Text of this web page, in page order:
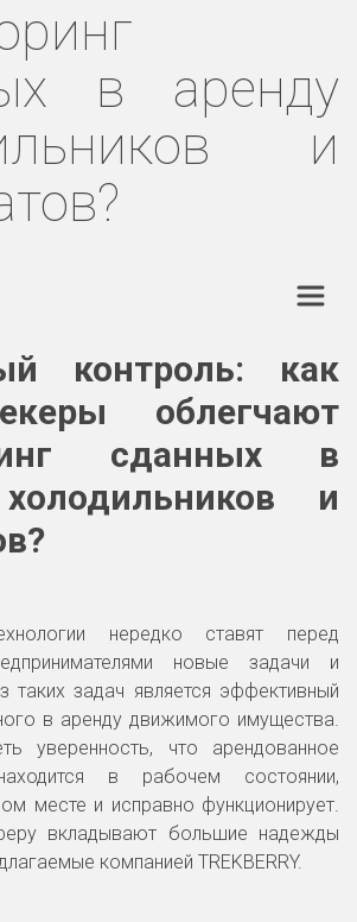
в аренду
и
контроль: как
облегчают
сданных в
и
нередко ставят перед
новые задачи и
задач является эффективный
в аренду движимого имущества.
уверенность, что арендованное
в рабочем состоянии,
месте и исправно функционирует.
вкладывают большие надежды
компанией TREKBERRY.